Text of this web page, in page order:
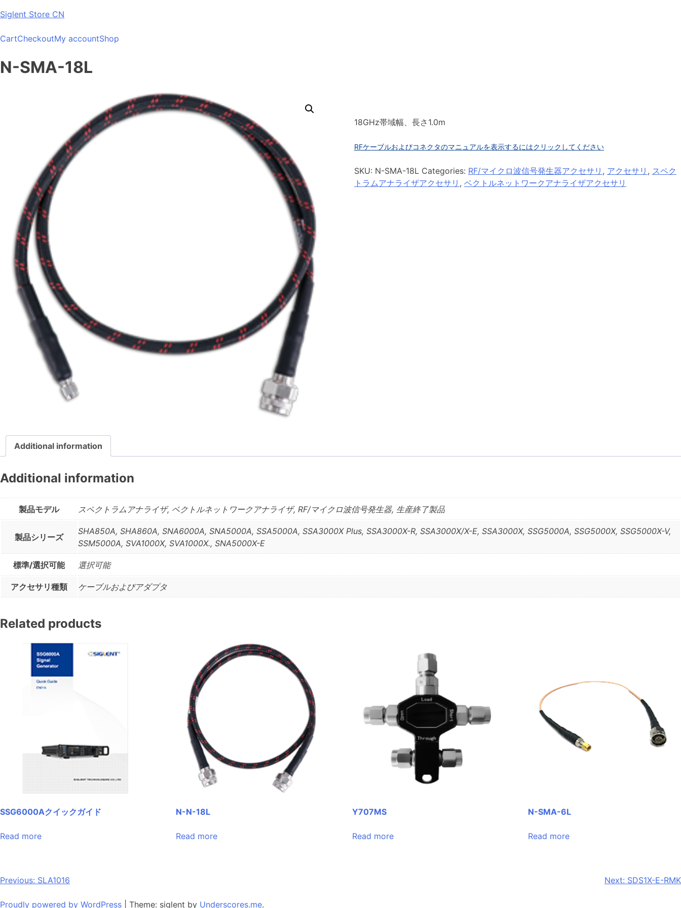
Skip
content
Siglent Store CN
CartCheckoutMy accountShop
N-SMA-18L
18GHz帯域幅、長さ1.0m
RFケーブルおよびコネクタのマニュアルを表示するにはクリックしてください
SKU: N-SMA-18L Categories: RF/マイクロ波信号発生器アクセサリ , アクセサリ , スペク
トラムアナライザアクセサリ , ベクトルネットワークアナライザアクセサリ
Additional information
Additional information
製品モデル スペクトラムアナライザ, ベクトルネットワークアナライザ, RF/マイクロ波信号発生器, 生産終了製品
製品シリーズ
SHA850A, SHA860A, SNA6000A, SNA5000A, SSA5000A, SSA3000X Plus, SSA3000X-R, SSA3000X/X-E, SSA3000X, SSG5000A, SSG5000X, SSG5000X-V,
SSM5000A, SVA1000X, SVA1000X., SNA5000X-E
標準/選択可能 選択可能
アクセサリ種類 ケーブルおよびアダプタ
Related products
SSG6000Aクイックガイド
Read more
N-N-18L
Read more
Y707MS
Read more
N-SMA-6L
Read more
Post
navigation
Previous: SLA1016 Next: SDS1X-E-RMK
Proudly powered by WordPress Theme: siglent by Underscores.me.